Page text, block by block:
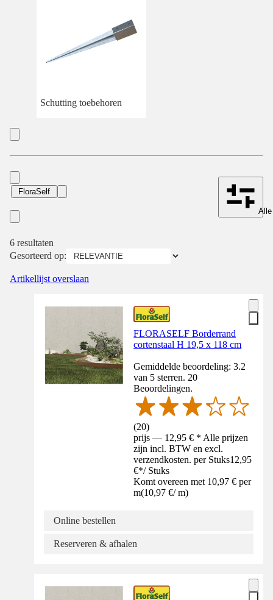
Schutting toebehoren
FloraSelf
6 resultaten
Gesorteerd op:
Artikellijst overslaan
FLORASELF Borderrand
cortenstaal H 19,5 x 118 cm
Gemiddelde beoordeling: 3.2
van 5 sterren. 20
Beoordelingen.
(20)
prijs — 12,95 € * Alle prijzen
zijn incl. BTW en excl.
verzendkosten. per Stuks12,95
€*/ Stuks
Komt overeen met 10,97 € per
m(10,97 €/ m)
Online bestellen
Reserveren & afhalen